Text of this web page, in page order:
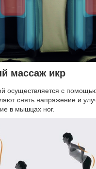
массаж икр
осуществляется с
снять напряжение и
в мышцах ног.